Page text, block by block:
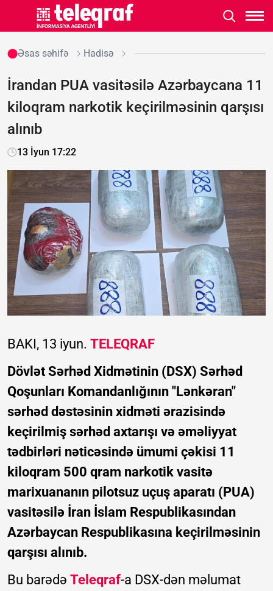
Əsas səhifə Hadisə
İrandan PUA vasitəsilə Azərbaycana 11
kiloqram narkotik keçirilməsinin qarşısı
alınıb
13 İyun 17:22
BAKI, 13 iyun. TELEQRAF
Dövlət Sərhəd Xidmətinin (DSX) Sərhəd
Qoşunları Komandanlığının "Lənkəran"
sərhəd dəstəsinin xidməti ərazisində
keçirilmiş sərhəd axtarışı və əməliyyat
tədbirləri nəticəsində ümumi çəkisi 11
kiloqram 500 qram narkotik vasitə
marixuananın pilotsuz uçuş aparatı (PUA)
vasitəsilə İran İslam Respublikasından
Azərbaycan Respublikasına keçirilməsinin
qarşısı alınıb.
Bu barədə Teleqraf-a DSX-dən məlumat